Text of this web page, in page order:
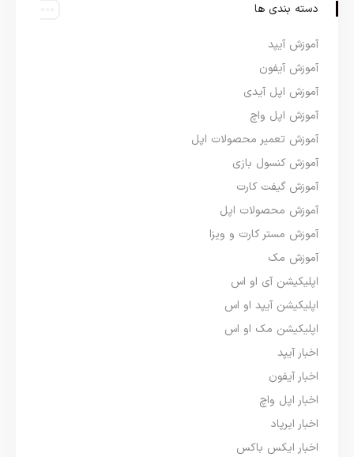
دسته بندی ها
آموزش آیپد
آموزش آیفون
آموزش اپل آیدی
آموزش اپل واچ
آموزش تعمیر محصولات اپل
آموزش کنسول بازی
آموزش گیفت کارت
آموزش محصولات اپل
آموزش مستر کارت و ویزا
آموزش مک
اپلیکیشن آی او اس
اپلیکیشن آیپد او اس
اپلیکیشن مک او اس
اخبار آیپد
اخبار آیفون
اخبار اپل واچ
اخبار ایرپاد
اخبار ایکس باکس